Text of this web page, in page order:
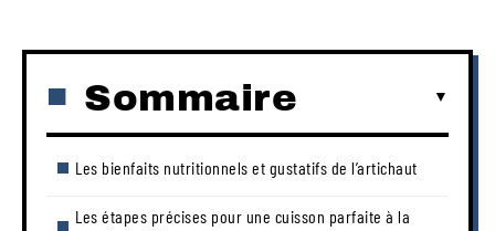
Sommaire
Les bienfaits nutritionnels et gustatifs de l’artichaut
Les étapes précises pour une cuisson parfaite à la